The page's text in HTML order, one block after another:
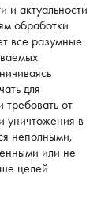
и актуальности
обработки
все разумные
для
от
уничтожения в
неполными,
или не
целей